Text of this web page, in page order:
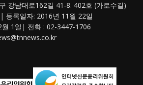
강남대로162길 41-8. 402호 (가로수길)
등록일자: 2016년 11월 22일
1일| 전화 : 02-3447-1706